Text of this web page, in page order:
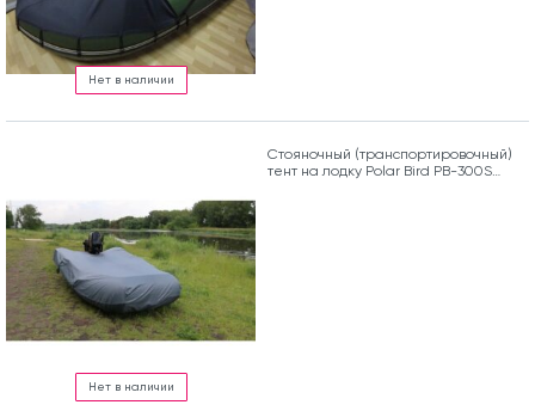
Нет в наличии
Нет в наличии
Стояночный (транспортировочный)
тент на лодку Polar Bird PB-300S